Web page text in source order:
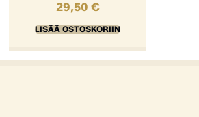
29,50 €
LISÄÄ OSTOSKORIIN